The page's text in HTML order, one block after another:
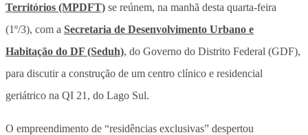
Territórios (MPDFT) se reúnem, na manhã desta quarta-feira
(1º/3), com a Secretaria de Desenvolvimento Urbano e
Habitação do DF (Seduh), do Governo do Distrito Federal (GDF),
para discutir a construção de um centro clínico e residencial
geriátrico na QI 21, do Lago Sul.
O empreendimento de “residências exclusivas” despertou